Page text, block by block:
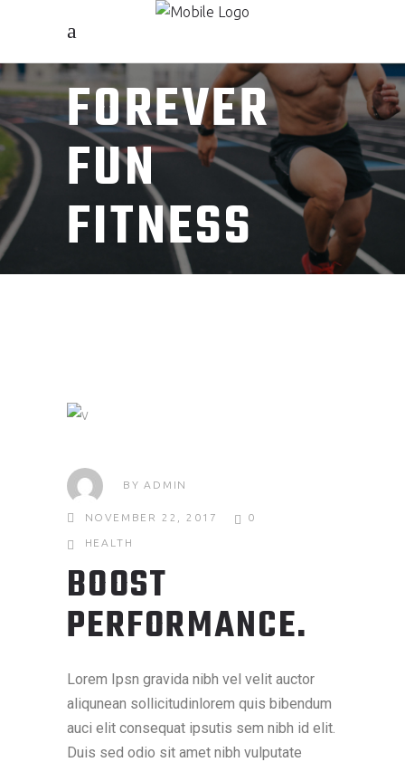
FOREVER
FUN
FITNESS
BYADMIN
NOVEMBER 22, 2017 0
HEALTH
BOOST
PERFORMANCE.
Lorem Ipsn gravida nibh vel velit auctor
aliqunean sollicitudinlorem quis bibendum
auci elit consequat ipsutis sem nibh id elit.
Duis sed odio sit amet nibh vulputate